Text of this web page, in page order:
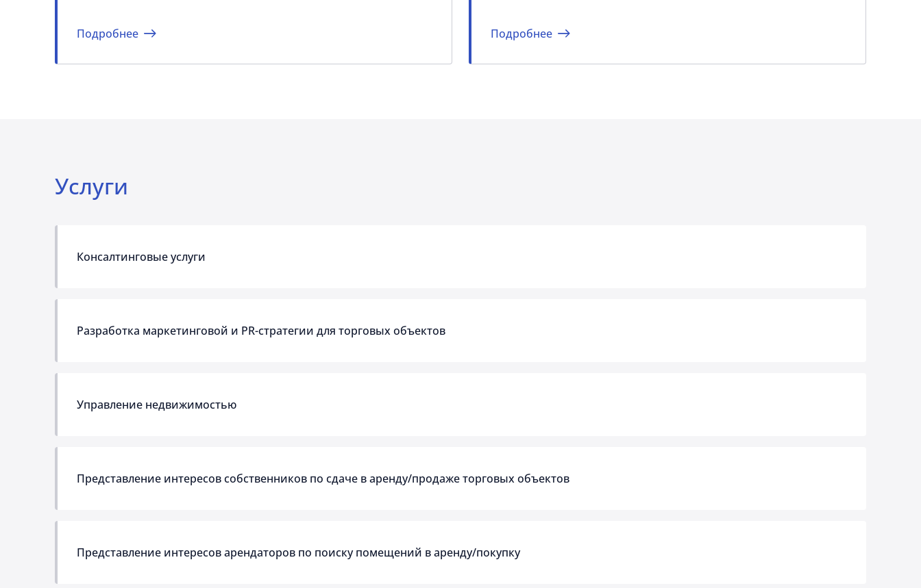
Подробнее Подробнее
Услуги
Консалтинговые услуги
Разработка маркетинговой и PR-стратегии для торговых объектов
Управление недвижимостью
Представление интересов собственников по сдаче в аренду/продаже торговых объектов
Представление интересов арендаторов по поиску помещений в аренду/покупку